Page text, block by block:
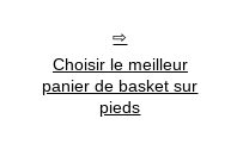
Choisir le meilleur
panier de basket sur
pieds